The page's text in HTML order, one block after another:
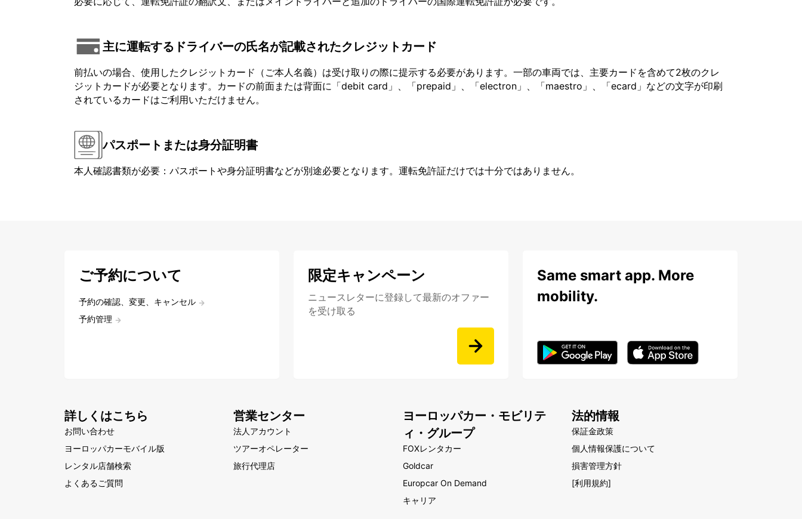
主に運転するドライバーの氏名が記載されたクレジットカード
前払いの場合、使用したクレジットカード（ご本人名義）は受け取りの際に提示する必要があります。一部の車両では、主要カードを含めて2枚のクレ
ジットカードが必要となります。カードの前面または背面に「debit card」、「prepaid」、「electron」、「maestro」、「ecard」などの文字が印刷
されているカードはご利用いただけません。
パスポートまたは身分証明書
本人確認書類が必要：パスポートや身分証明書などが別途必要となります。運転免許証だけでは十分ではありません。
ご予約について
予約の確認、変更、キャンセル
予約管理
限定キャンペーン
ニュースレターに登録して最新のオファー
を受け取る
Same smart app. More
mobility.
詳しくはこちら
お問い合わせ
ヨーロッパカーモバイル版
レンタル店舗検索
よくあるご質問
営業センター
法人アカウント
ツアーオペレーター
旅行代理店
ヨーロッパカー・モビリテ
ィ・グループ
FOXレンタカー
Goldcar
Europcar On Demand
キャリア
法的情報
保証金政策
個人情報保護について
損害管理方針
[利用規約]